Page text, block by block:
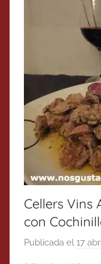
Cellers Vins
con
Publicada el 17